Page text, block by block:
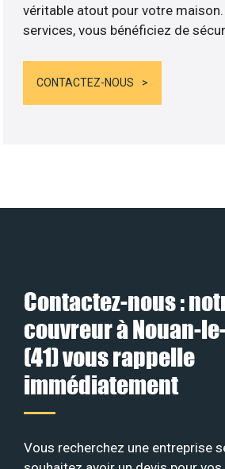
véritable atout pour votre
services, vous bénéficiez de
CONTACTEZ-NOUS
Contactez-nous :
couvreur à Nouan-
(41) vous rappelle
immédiatement
Vous recherchez une entreprise